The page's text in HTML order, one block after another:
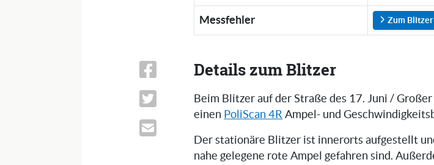
Messfehler Zum
Details zum Blitzer
Beim Blitzer auf der Straße des 17. Juni /
einen PoliScan 4R Ampel- und
Der stationäre Blitzer ist innerorts aufgestellt
nahe gelegene rote Ampel gefahren sind.